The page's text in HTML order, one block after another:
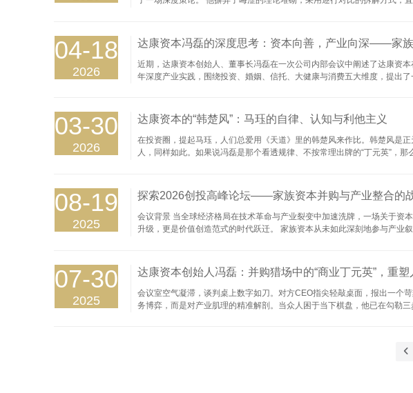
是产品货架逻辑，从市场上挑选项目装入组合。 家族办公室做财富管理，
达康资本冯磊的深度思考：资本向善，产业向深——家
04-18
2026
近期，达康资本创始人、董事长冯磊在一次公司内部会议中阐述了达康资
年深度产业实践，围绕投资、婚姻、信托、大健康与消费五大维度，提出
生”，专注解决产业发展的核心痛点。 冯磊将投资定义为一门兼具直觉、
达康资本的“韩楚风”：马珏的自律、认知与利他主义
03-30
2026
在投资圈，提起马珏，人们总爱用《天道》里的韩楚风来作比。韩楚风
人，同样如此。如果说冯磊是那个看透规律、不按常理出牌的“丁元英”，
财气”在全网也有60多万粉丝。 二、从年销20亿的医疗器械到达康资本 在
探索2026创投高峰论坛——家族资本并购与产业整合的
08-19
2025
会议背景 当全球经济格局在技术革命与产业裂变中加速洗牌，一场关于
升级，更是价值创造范式的时代跃迁。 家族资本从未如此深刻地参与产
炼与实战落地的顶级场域。我们将深度解构： 资本的升维战法： 家族资本
达康资本创始人冯磊：并购猎场中的“商业丁元英”，重
07-30
2025
会议室空气凝滞，谈判桌上数字如刀。对方CEO指尖轻敲桌面，报出一
务博弈，而是对产业肌理的精准解剖。当众人困于当下棋盘，他已在勾勒
声处听惊雷，布局“边缘创新”：行业追逐明星AI公司时，冯磊收购了一家濒